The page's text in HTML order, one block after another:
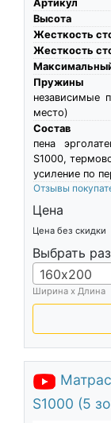
Артикул
Высота
Жесткость
Жесткость
Пружины
независимые
место)
Состав
пена
S1000,
усиление по
Отзывы
Цена
Цена без скидки
Выбрать
160х200
Ширина х Длина
S1000 (5